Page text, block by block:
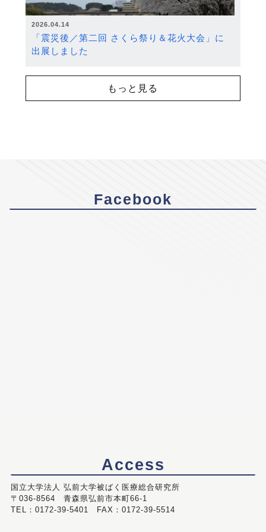
2026.04.14
「震災後／第二回 さくら祭り＆花火大会」に
出展しました
もっと見る
Facebook
Access
国立大学法人 弘前大学被ばく医療総合研究所
〒036-8564 青森県弘前市本町66-1
TEL：0172-39-5401 FAX：0172-39-5514